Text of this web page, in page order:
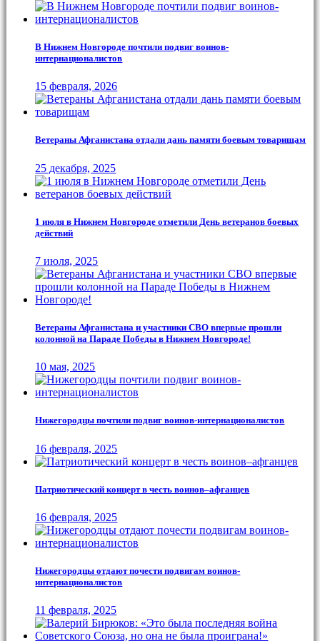
В Нижнем Новгороде почтили подвиг воинов-
интернационалистов
15 февраля, 2026
Ветераны Афганистана отдали дань памяти боевым товарищам
25 декабря, 2025
1 июля в Нижнем Новгороде отметили День ветеранов боевых
действий
7 июля, 2025
Ветераны Афганистана и участники СВО впервые прошли
колонной на Параде Победы в Нижнем Новгороде!
10 мая, 2025
Нижегородцы почтили подвиг воинов-интернационалистов
16 февраля, 2025
Патриотический концерт в честь воинов–афганцев
16 февраля, 2025
Нижегородцы отдают почести подвигам воинов-
интернационалистов
11 февраля, 2025